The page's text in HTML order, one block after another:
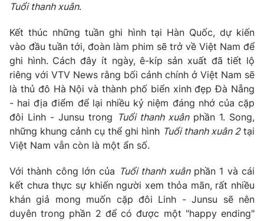
Thị trường
Tư vấn
Lịch phát sóng
Chuyên mục khác
Emagazine Podcast
Photo Infographic
Video Shorts video
VTV Money VTV Thể thao
VTV Sức khoẻ Bất động sản
Tuổi thanh xuân.
Kết thúc những tuần ghi hình tại Hàn Quốc, dự kiến
vào đầu tuần tới, đoàn làm phim sẽ trở về Việt Nam để
ghi hình. Cách đây ít ngày, ê-kíp sản xuất đã tiết lộ
riêng với VTV News rằng bối cảnh chính ở Việt Nam sẽ
là thủ đô Hà Nội và thành phố biển xinh đẹp Đà Nẵng
- hai địa điểm để lại nhiều kỷ niệm đáng nhớ của cặp
đôi Linh - Junsu trong Tuổi thanh xuânphần 1. Song,
những khung cảnh cụ thể ghi hình Tuổi thanh xuân 2tại
Việt Nam vẫn còn là một ẩn số.
Với thành công lớn của Tuổi thanh xuânphần 1 và cái
kết chưa thực sự khiến người xem thỏa mãn, rất nhiều
khán giả mong muốn cặp đôi Linh - Junsu sẽ nên
duyên trong phần 2 để có được một "happy ending"